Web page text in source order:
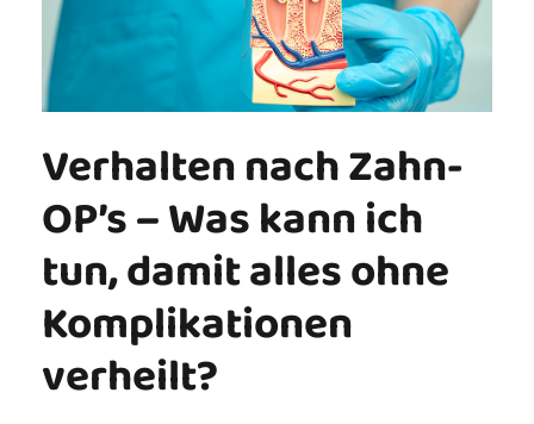
Verhalten nach Zahn-
OP’s – Was kann ich
tun, damit alles ohne
Komplikationen
verheilt?